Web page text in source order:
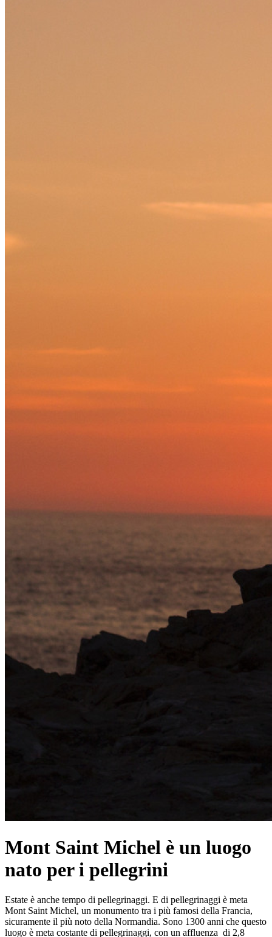
Mont Saint Michel è un luogo
nato per i pellegrini
Estate è anche tempo di pellegrinaggi. E di pellegrinaggi è meta
Mont Saint Michel, un monumento tra i più famosi della Francia,
sicuramente il più noto della Normandia. Sono 1300 anni che questo
luogo è meta costante di pellegrinaggi, con un affluenza di 2,8